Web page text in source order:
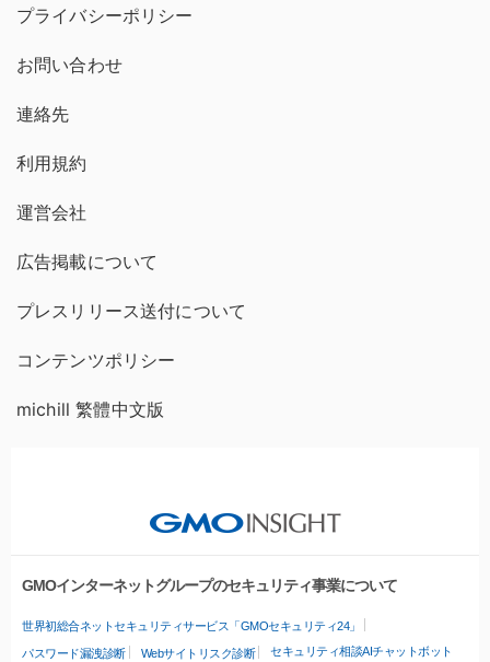
プライバシーポリシー
お問い合わせ
連絡先
利用規約
運営会社
広告掲載について
プレスリリース送付について
コンテンツポリシー
michill 繁體中文版
GMOインターネットグループのセキュリティ事業について
世界初総合ネットセキュリティサービス「GMOセキュリティ24」
パスワード漏洩診断 Webサイトリスク診断 セキュリティ相談AIチャットボット